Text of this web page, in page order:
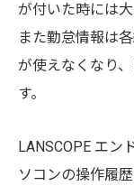
が付いた時には
また勤怠情報は
が使えなくなり
す。
LANSCOPE エ
ソコンの操作履